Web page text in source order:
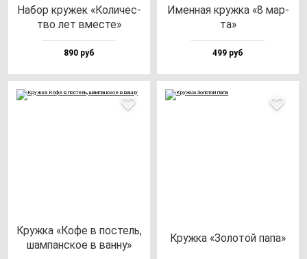
Набор кру­жек «Коли­чес­
тво лет вмес­те»
890 руб
Имен­ная круж­ка «8 мар­
та»
499 руб
Круж­ка «Кофе в пос­тель,
шам­пан­ское в ван­ну»
Круж­ка «Золо­той па­па»